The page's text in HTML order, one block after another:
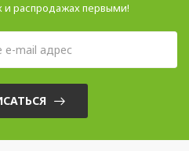
и распродажах первыми!